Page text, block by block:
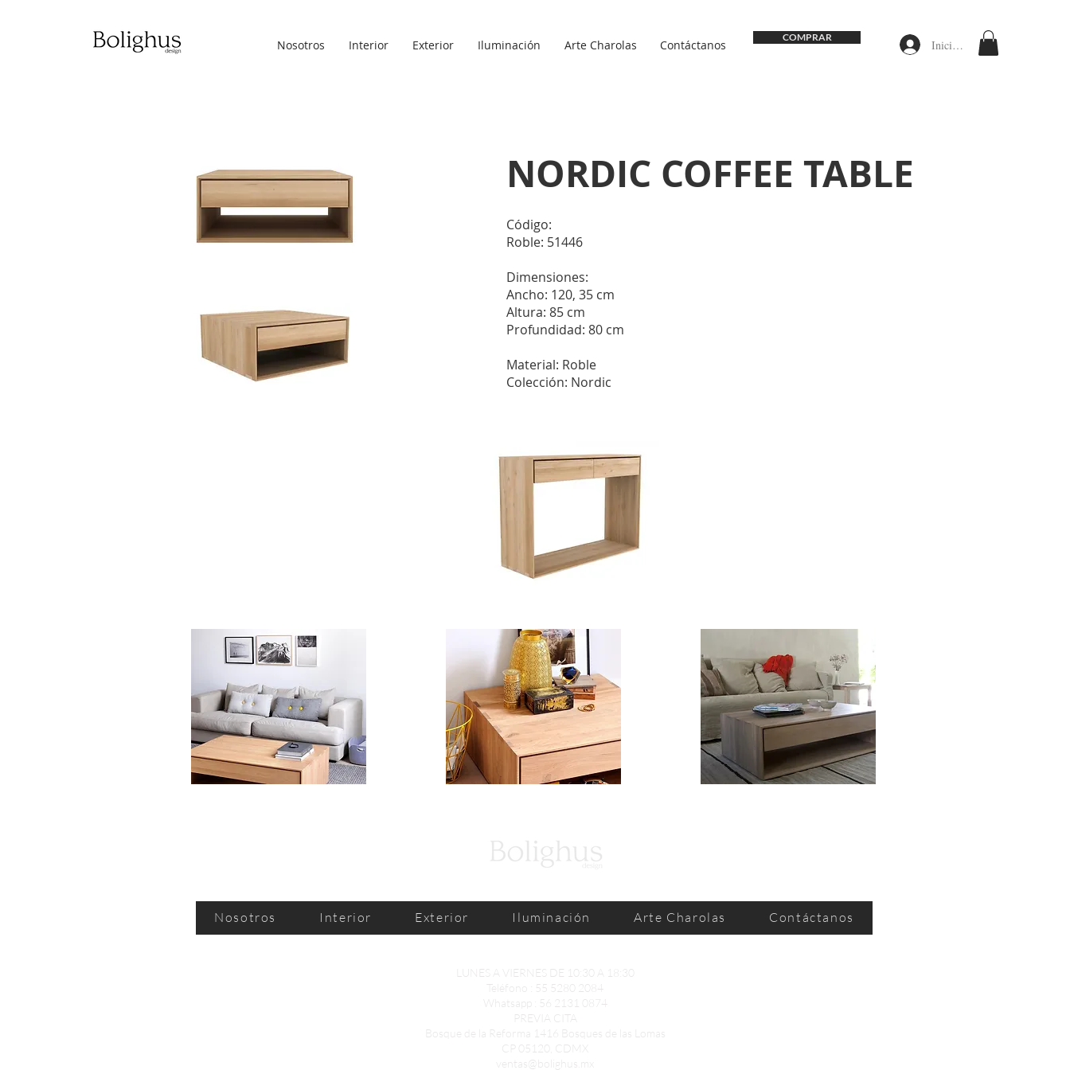
Nosotros Interior Exterior Iluminación Arte Charolas Contáctanos
COMPRAR Iniciar sesión
NORDIC COFFEE TABLE
Código:
Roble: 51446
Dimensiones:
Ancho: 120, 35 cm
Altura: 85 cm
Profundidad: 80 cm
Material: Roble
Colección: Nordic
Nosotros Interior Exterior Iluminación Arte Charolas Contáctanos
LUNES A VIERNES DE 10:30 A 18:30
Teléfono : 55 5280 2084
Whatsapp :
56 2131 0874
PREVIA CITA
Bosque de la Reforma 1416 Bosques de las Lomas
CP 05120, CDMX
ventas@bolighus.mx